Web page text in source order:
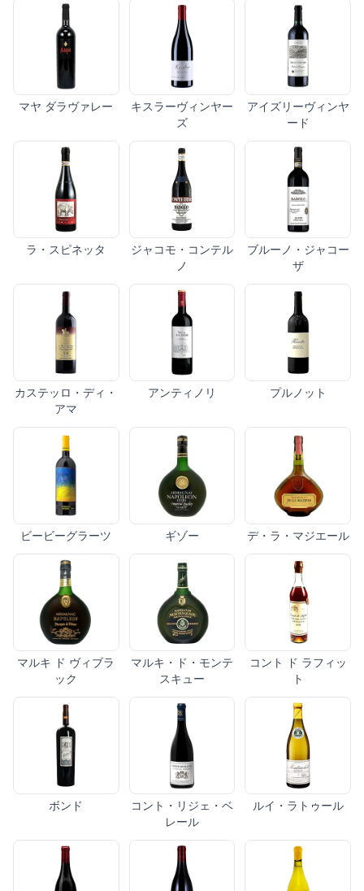
マヤ ダラヴァレー
キスラーヴィンヤー
ズ
アイズリーヴィンヤ
ード
ラ・スピネッタ
ジャコモ・コンテル
ノ
ブルーノ・ジャコー
ザ
カステッロ・ディ・
アマ
アンティノリ プルノット
ビービーグラーツ ギゾー デ・ラ・マジエール
マルキ ド ヴィブラ
ック
マルキ・ド・モンテ
スキュー
コント ド ラフィッ
ト
ボンド
コント・リジェ・ベ
レール
ルイ・ラトゥール